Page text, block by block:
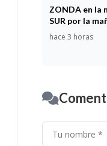
ZONDA en la
SUR por la
hace 3 horas